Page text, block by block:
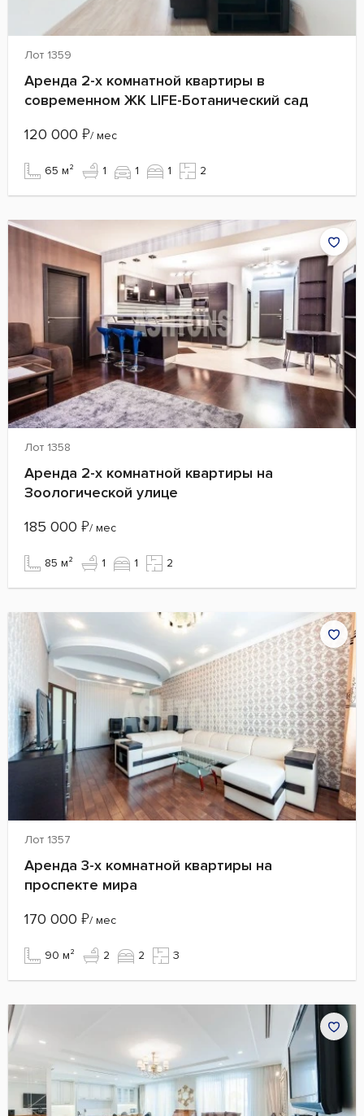
Лот 1359
Аренда 2-х комнатной квартиры в
современном ЖК LIFE-Ботанический сад
120 000 ₽/ мес
65 м² 1 1 1 2
Лот 1358
Аренда 2-х комнатной квартиры на
Зоологической улице
185 000 ₽/ мес
85 м² 1 1 2
Лот 1357
Аренда 3-х комнатной квартиры на
проспекте мира
170 000 ₽/ мес
90 м² 2 2 3